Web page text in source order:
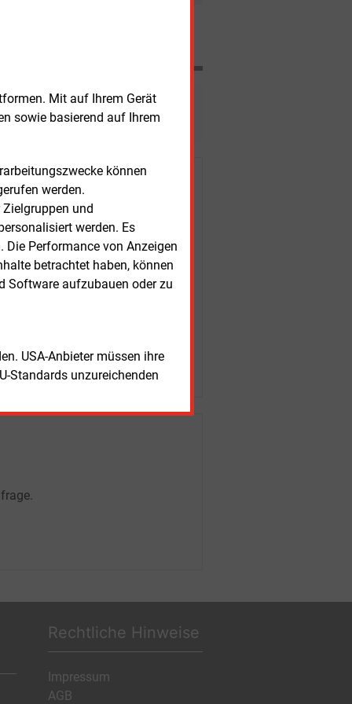
Mit auf Ihrem Gerät
sowie basierend auf Ihrem
können
werden.
und
werden. Es
Performance von Anzeigen
betrachtet haben, können
Software aufzubauen oder zu
USA-Anbieter müssen ihre
Standards unzureichenden
Kunden
Rechtliche Hinweise
Impressum
AGB